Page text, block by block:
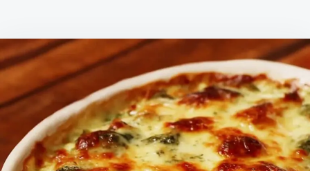
AU
FONDANT
AU
FOUR